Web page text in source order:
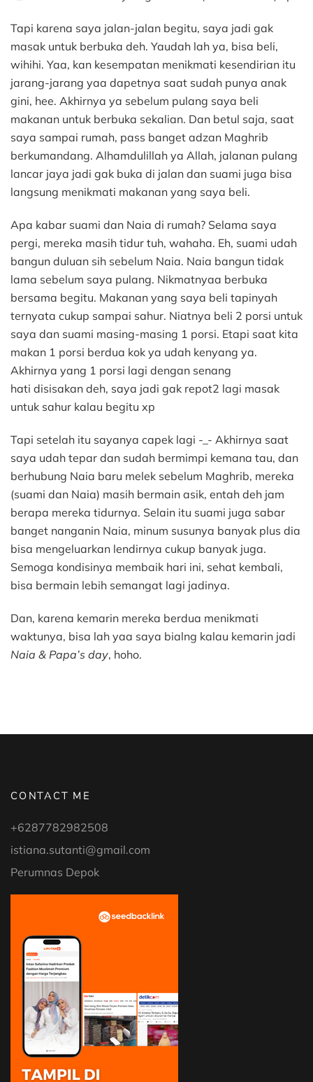
Tapi karena saya jalan-jalan begitu, saya jadi gak
masak untuk berbuka deh. Yaudah lah ya, bisa beli,
wihihi. Yaa, kan kesempatan menikmati kesendirian itu
jarang-jarang yaa dapetnya saat sudah punya anak
gini, hee. Akhirnya ya sebelum pulang saya beli
makanan untuk berbuka sekalian. Dan betul saja, saat
saya sampai rumah, pass banget adzan Maghrib
berkumandang. Alhamdulillah ya Allah, jalanan pulang
lancar jaya jadi gak buka di jalan dan suami juga bisa
langsung menikmati makanan yang saya beli.
Apa kabar suami dan Naia di rumah? Selama saya
pergi, mereka masih tidur tuh, wahaha. Eh, suami udah
bangun duluan sih sebelum Naia. Naia bangun tidak
lama sebelum saya pulang. Nikmatnyaa berbuka
bersama begitu. Makanan yang saya beli tapinyah
ternyata cukup sampai sahur. Niatnya beli 2 porsi untuk
saya dan suami masing-masing 1 porsi. Etapi saat kita
makan 1 porsi berdua kok ya udah kenyang ya.
Akhirnya yang 1 porsi lagi dengan senang
hati disisakan deh, saya jadi gak repot2 lagi masak
untuk sahur kalau begitu xp
Tapi setelah itu sayanya capek lagi -_- Akhirnya saat
saya udah tepar dan sudah bermimpi kemana tau, dan
berhubung Naia baru melek sebelum Maghrib, mereka
(suami dan Naia) masih bermain asik, entah deh jam
berapa mereka tidurnya. Selain itu suami juga sabar
banget nanganin Naia, minum susunya banyak plus dia
bisa mengeluarkan lendirnya cukup banyak juga.
Semoga kondisinya membaik hari ini, sehat kembali,
bisa bermain lebih semangat lagi jadinya.
Dan, karena kemarin mereka berdua menikmati
waktunya, bisa lah yaa saya bialng kalau kemarin jadi
Naia & Papa’s day, hoho.
CONTACT ME
+6287782982508
istiana.sutanti@gmail.com
Perumnas Depok